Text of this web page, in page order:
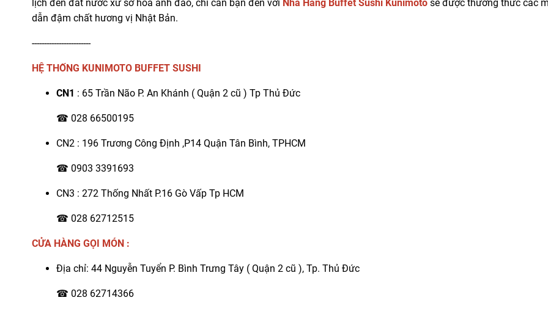
lịch đến đất nước xứ sở hoa anh đào, chỉ cần bạn đến với Nhà Hàng Buffet Sushi Kunimoto sẽ được thưởng thức các
dẫn đậm chất hương vị Nhật Bản.
------------------------
HỆ THỐNG KUNIMOTO BUFFET SUSHI
CN1 : 65 Trần Não P. An Khánh ( Quận 2 cũ ) Tp Thủ Đức
☎ 028 66500195
CN2 : 196 Trương Công Định ,P14 Quận Tân Bình, TPHCM
☎ 0903 3391693
CN3 : 272 Thống Nhất P.16 Gò Vấp Tp HCM
☎ 028 62712515
CỬA HÀNG GỌI MÓN :
Địa chỉ: 44 Nguyễn Tuyển P. Bình Trưng Tây ( Quận 2 cũ ), Tp. Thủ Đức
☎ 028 62714366